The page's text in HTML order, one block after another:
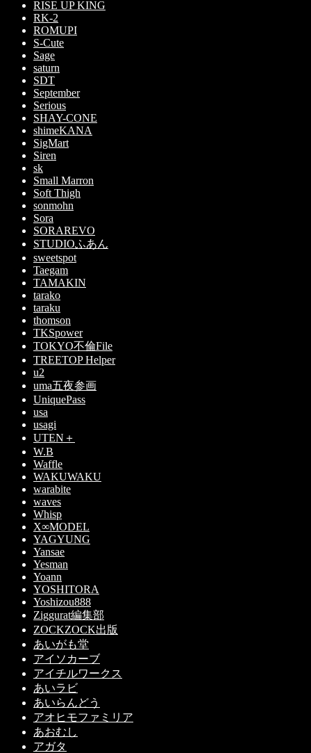
RISE UP KING
RK-2
ROMUPI
S-Cute
Sage
saturn
SDT
September
Serious
SHAY-CONE
shimeKANA
SigMart
Siren
sk
Small Marron
Soft Thigh
sonmohn
Sora
SORAREVO
STUDIOふあん
sweetspot
Taegam
TAMAKIN
tarako
taraku
thomson
TKSpower
TOKYO不倫File
TREETOP Helper
u2
uma五夜参画
UniquePass
usa
usagi
UTEN＋
W.B
Waffle
WAKUWAKU
warabite
waves
Whisp
X∞MODEL
YAGYUNG
Yansae
Yesman
Yoann
YOSHITORA
Yoshizou888
Ziggurat編集部
ZOCKZOCK出版
あいがも堂
アイソカーブ
アイチルワークス
あいラビ
あいらんどう
アオヒモファミリア
あおむし
アガタ